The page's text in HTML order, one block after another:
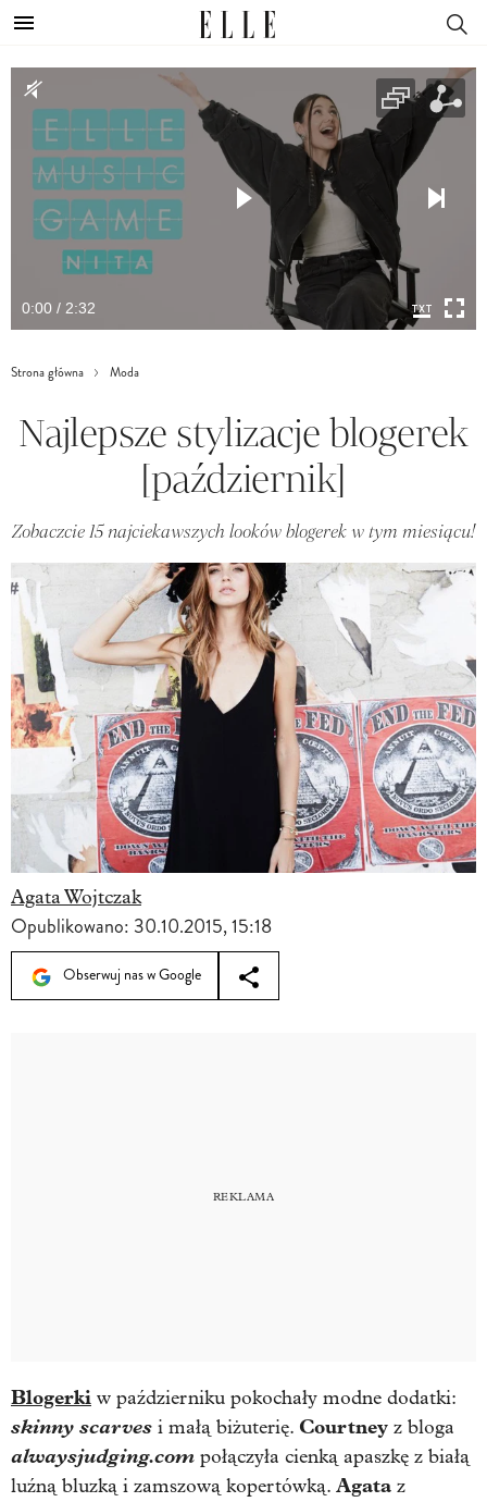
0:00 / 2:32
Strona główna Moda
Najlepsze stylizacje blogerek
[październik]
Zobaczcie 15 najciekawszych looków blogerek w tym miesiącu!
Agata Wojtczak
Opublikowano: 30.10.2015, 15:18
Obserwuj nas w Google
Blogerki w październiku pokochały modne dodatki:
skinny scarves i małą biżuterię. Courtney z bloga
alwaysjudging.com połączyła cienką apaszkę z białą
luźną bluzką i zamszową kopertówką. Agata z